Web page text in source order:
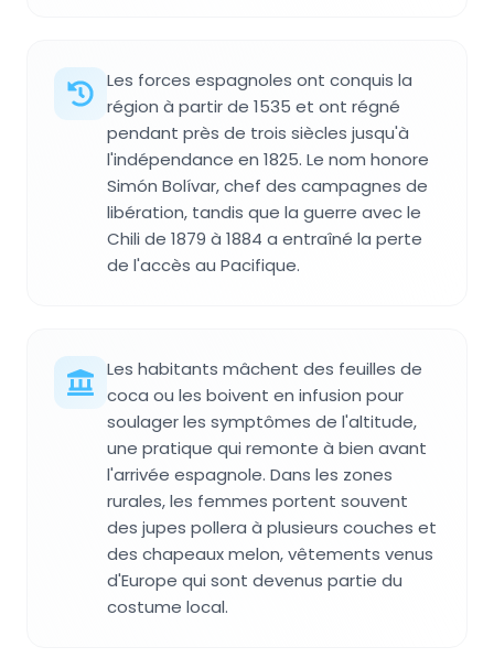
Les forces espagnoles ont conquis la
région à partir de 1535 et ont régné
pendant près de trois siècles jusqu'à
l'indépendance en 1825. Le nom honore
Simón Bolívar, chef des campagnes de
libération, tandis que la guerre avec le
Chili de 1879 à 1884 a entraîné la perte
de l'accès au Pacifique.
Les habitants mâchent des feuilles de
coca ou les boivent en infusion pour
soulager les symptômes de l'altitude,
une pratique qui remonte à bien avant
l'arrivée espagnole. Dans les zones
rurales, les femmes portent souvent
des jupes pollera à plusieurs couches et
des chapeaux melon, vêtements venus
d'Europe qui sont devenus partie du
costume local.